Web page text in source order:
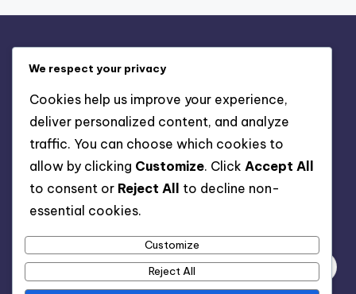
Contáctanos
Cookies y seguimiento
Quiénes Somos
Términos y Condiciones
We respect your privacy
Cookies help us improve your experience,
deliver personalized content, and analyze
traffic. You can choose which cookies to
allow by clicking Customize. Click Accept All
to consent or Reject All
to decline non-
essential cookies.
Customize
Reject All